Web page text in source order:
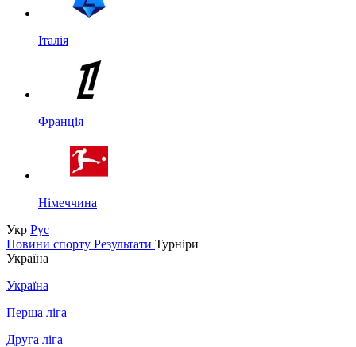
Італія
Франція
Німеччина
Укр Рус
Новини спорту Результати Турніри
Україна
Україна
Перша ліга
Друга ліга